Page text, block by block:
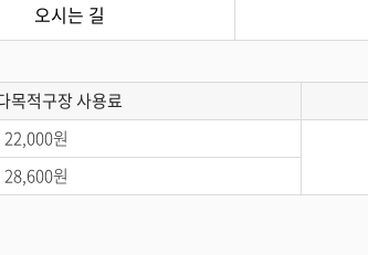
오시는 길
목적구장 사용료
22,000원
28,600원